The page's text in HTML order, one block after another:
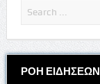
ΡΟΗ ΕΙΔΗΣΕΩΝ